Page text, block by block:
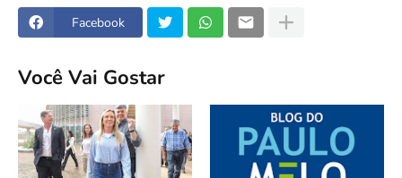
Facebook
Você Vai Gostar